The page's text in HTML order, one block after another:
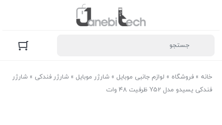
خانه » فروشگاه » لوازم جانبی موبایل » شارژر موبایل » شارژر فندکی » شارژر
فندکی یسیدو مدل Y52 ظرفیت ۴۸ وات